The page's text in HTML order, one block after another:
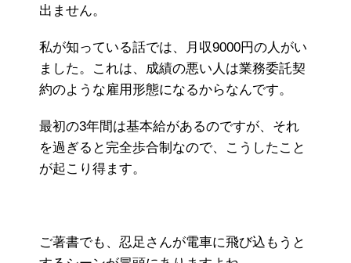
出ません。
私が知っている話では、月収9000円の人がい
ました。これは、成績の悪い人は業務委託契
約のような雇用形態になるからなんです。
最初の3年間は基本給があるのですが、それ
を過ぎると完全歩合制なので、こうしたこと
が起こり得ます。
ご著書でも、忍足さんが電車に飛び込もうと